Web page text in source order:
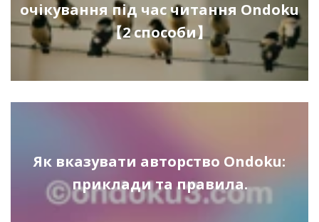
очікування під час читання Ondoku
【2 способи】
Як вказувати авторство Ondoku:
приклади та правила.